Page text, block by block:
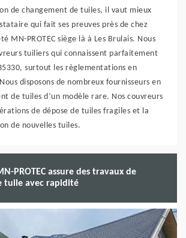
de changement de tuiles, il vaut mieux
qui fait ses preuves près de chez
MN-PROTEC siège là à Les Brulais. Nous
tuiliers qui connaissent parfaitement
surtout les règlementations en
disposons de nombreux fournisseurs en
de tuiles d’un modèle rare. Nos couvreurs
de dépose de tuiles fragiles et la
de nouvelles tuiles.
PROTEC assure des travaux de
tuile avec rapidité